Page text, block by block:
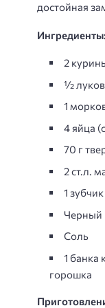
достойная
Ингредиенты:
2
½
1
4 яйца
70 г
2 ст.л.
1
Черный
Соль
1 банка
горошка